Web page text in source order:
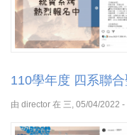
110學年度 四系聯
由 director 在 三, 05/04/2022